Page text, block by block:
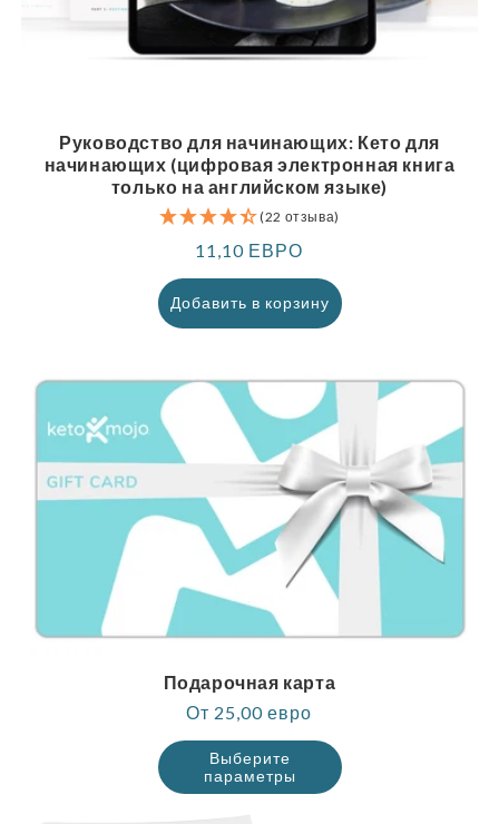
Руководство для начинающих: Кето для
начинающих (цифровая электронная книга
только на английском языке)
(22 отзыва)
Обычная
цена
11,10 ЕВРО
Добавить в корзину
Подарочная карта
Обычная
цена
От 25,00 евро
Выберите
параметры